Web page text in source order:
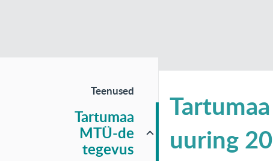
Teenused
Tartumaa
MTÜ-de
tegevus
uuring